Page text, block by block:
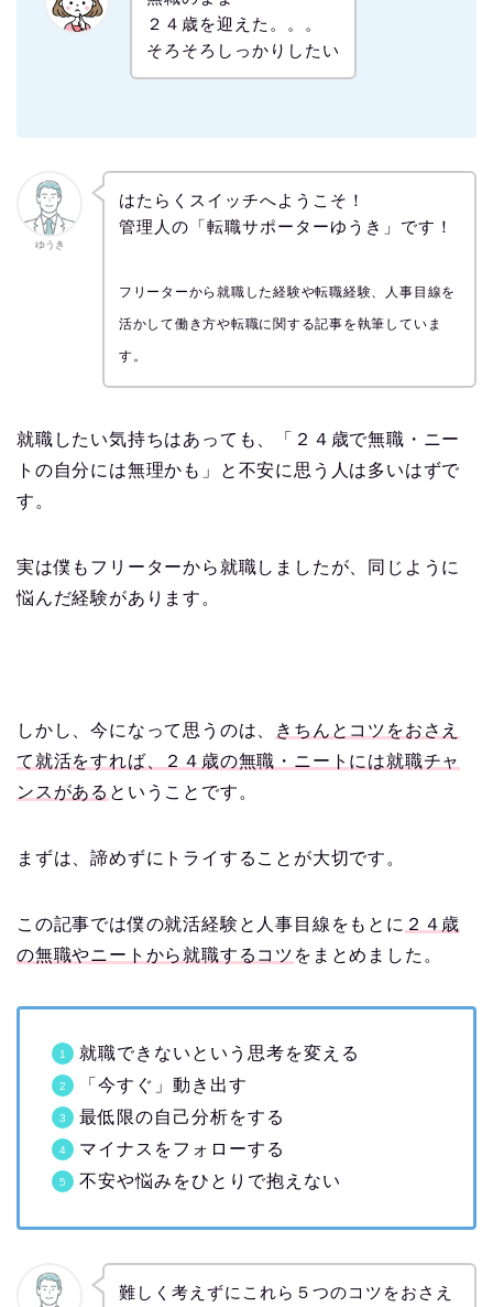
２４歳を迎えた。。。
そろそろしっかりしたい
ゆうき
はたらくスイッチへようこそ！
管理人の「転職サポーターゆうき」です！
フリーターから就職した経験や転職経験、人事目線を
活かして働き方や転職に関する記事を執筆していま
す。
就職したい気持ちはあっても、「２４歳で無職・ニー
トの自分には無理かも」と不安に思う人は多いはずで
す。
実は僕もフリーターから就職しましたが、同じように
悩んだ経験があります。
しかし、今になって思うのは、
きちんとコツをおさえ
て就活をすれば、２４歳の無職・ニートには就職チャ
ンスがある ということです。
まずは、諦めずにトライすることが大切です。
この記事では僕の就活経験と人事目線をもとに ２４歳
の無職やニートから就職するコツ をまとめました。
就職できないという思考を変える
「今すぐ」動き出す
最低限の自己分析をする
マイナスをフォローする
不安や悩みをひとりで抱えない
難しく考えずにこれら５つのコツをおさえ